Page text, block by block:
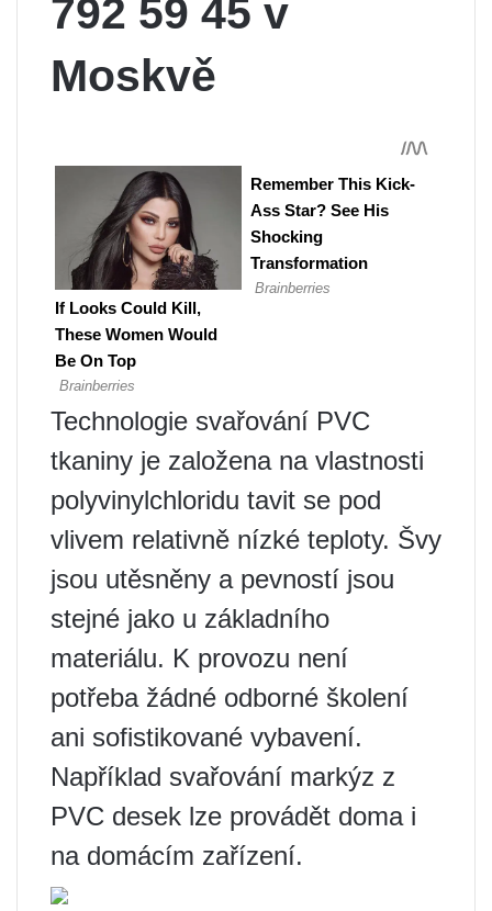
792 59 45 v
Moskvě
Technologie svařování PVC
tkaniny je založena na vlastnosti
polyvinylchloridu tavit se pod
vlivem relativně nízké teploty. Švy
jsou utěsněny a pevností jsou
stejné jako u základního
materiálu. K provozu není
potřeba žádné odborné školení
ani sofistikované vybavení.
Například svařování markýz z
PVC desek lze provádět doma i
na domácím zařízení.